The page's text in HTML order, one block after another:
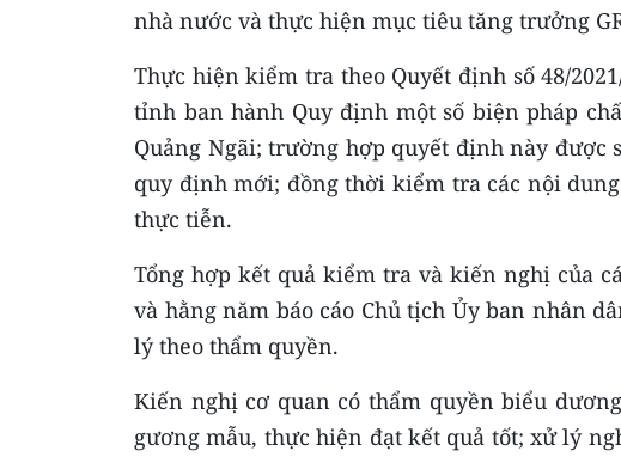
nhà nước và thực hiện mục tiêu tăng trưởng
Thực hiện kiểm tra theo Quyết định số 48/
tỉnh ban hành Quy định một số biện pháp
Quảng Ngãi; trường hợp quyết định này được
quy định mới; đồng thời kiểm tra các nội
thực tiễn.
Tổng hợp kết quả kiểm tra và kiến nghị của
và hằng năm báo cáo Chủ tịch Ủy ban nhân
lý theo thẩm quyền.
Kiến nghị cơ quan có thẩm quyền biểu
gương mẫu, thực hiện đạt kết quả tốt; xử lý